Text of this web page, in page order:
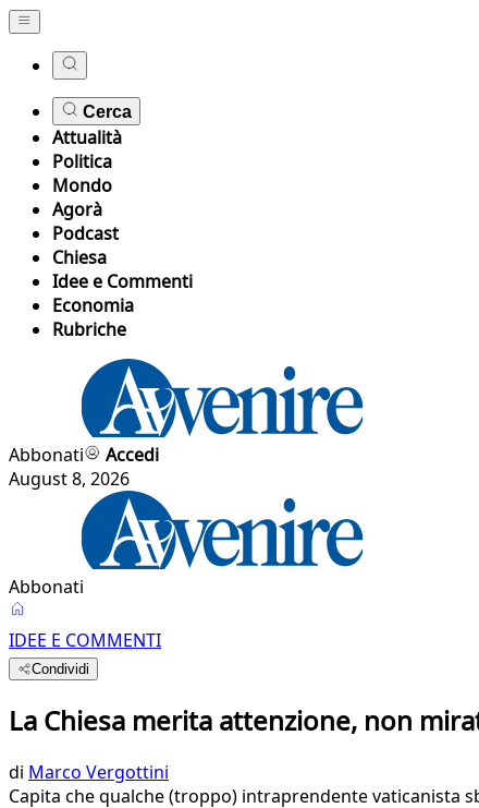
Cerca
Attualità
Politica
Mondo
Agorà
Podcast
Chiesa
Idee e Commenti
Economia
Rubriche
Abbonati
Accedi
August 8, 2026
Abbonati
IDEE E COMMENTI
Condividi
La Chiesa merita attenzione, non
di Marco Vergottini
Capita che qualche (troppo) intraprendente vaticanista